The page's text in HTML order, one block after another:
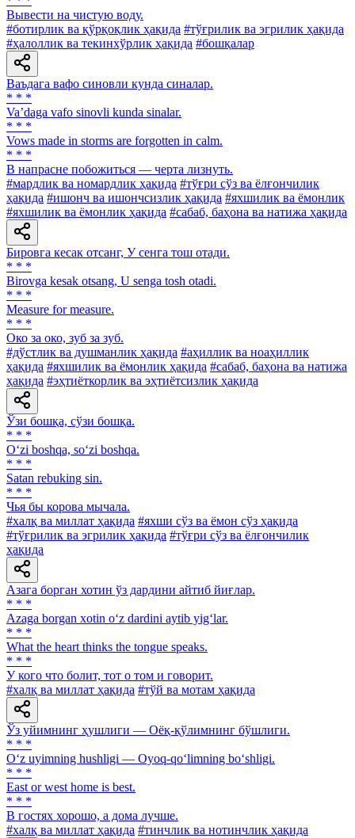
Вывести на чистую воду.
#ботирлик ва қўрқоқлик ҳақида #тўғрилик ва эгрилик ҳақида
#ҳалоллик ва текинхўрлик ҳақида #бошқалар
Ваъдага вафо синовли кунда синалар.
* * *
Va’daga vafo sinovli kunda sinalar.
* * *
Vows made in storms are forgotten in calm.
* * *
В напрасне побожиться — черта лизнуть.
#мардлик ва номардлик ҳақида #тўғри сўз ва ёлғончилик
ҳақида #ишонч ва ишончсизлик ҳақида #яхшилик ва ёмонлик
#яхшилик ва ёмонлик ҳақида #сабаб, баҳона ва натижа ҳақида
Бировга кесак отсанг, У сенга тош отади.
* * *
Birovga kesak otsang, U senga tosh otadi.
* * *
Measure for measure.
* * *
Око за око, зуб за зуб.
#дўстлик ва душманлик ҳақида #аҳиллик ва ноаҳиллик
ҳақида #яхшилик ва ёмонлик ҳақида #сабаб, баҳона ва натижа
ҳақида #эҳтиёткорлик ва эҳтиётсизлик ҳақида
Ўзи бошқа, сўзи бошқа.
* * *
O‘zi boshqa, so‘zi boshqa.
* * *
Satan rebuking sin.
* * *
Чья бы корова мычала.
#халқ ва миллат ҳақида #яхши сўз ва ёмон сўз ҳақида
#тўғрилик ва эгрилик ҳақида #тўғри сўз ва ёлғончилик
ҳақида
Азага борган хотин ўз дардини айтиб йиғлар.
* * *
Azaga borgan xotin o‘z dardini aytib yig‘lar.
* * *
What the heart thinks the tongue speaks.
* * *
У кого что болит, тот о том и говорит.
#халқ ва миллат ҳақида #тўй ва мотам ҳақида
Ўз уйимнинг ҳушлиги — Оёқ-қўлимнинг бўшлиги.
* * *
O‘z uyimning hushligi — Oyoq-qo‘limning bo‘shligi.
* * *
East or west home is best.
* * *
В гостях хорошо, а дома лучше.
#халқ ва миллат ҳақида #тинчлик ва нотинчлик ҳақида